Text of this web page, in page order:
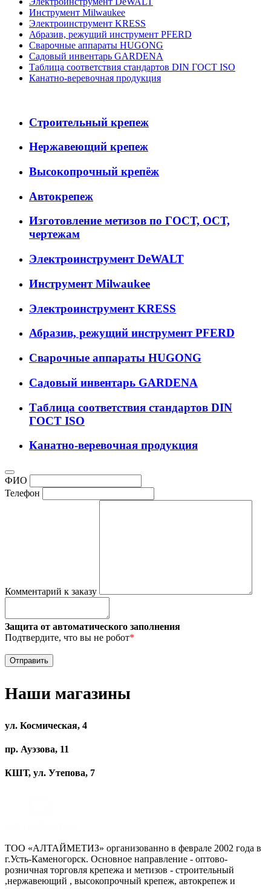
Инструмент Milwaukee
Электроинструмент KRESS
Абразив, режущий инструмент PFERD
Сварочные аппараты HUGONG
Садовый инвентарь GARDENA
Таблица соответствия стандартов DIN ГОСТ ISO
Канатно-веревочная продукция
Строительный крепеж
Нержавеющий крепеж
Высокопрочный крепёж
Автокрепеж
Изготовление метизов по ГОСТ, ОСТ,
чертежам
Электроинструмент DeWALT
Инструмент Milwaukee
Электроинструмент KRESS
Абразив, режущий инструмент PFERD
Сварочные аппараты HUGONG
Садовый инвентарь GARDENA
Таблица соответствия стандартов DIN
ГОСТ ISO
Канатно-веревочная продукция
ФИО
Телефон
Комментарий к заказу
Защита от автоматического заполнения
Подтвердите, что вы не робот*
Наши магазины
ул. Космическая, 4
пр. Ауэзова, 11
КШТ, ул. Утепова, 7
ТОО «АЛТАЙМЕТИЗ» организованно в феврале 2002 года в
г.Усть-Каменогорск. Основное направление - оптово-
розничная торговля крепежа и метизов - строительный
,нержавеющий , высокопрочный крепеж, автокрепеж и